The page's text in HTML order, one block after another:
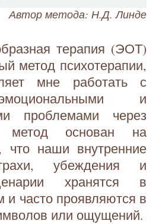
Автор метода: Н.Д. Линде
терапия (ЭОТ)
метод психотерапии,
мне работать с
и
проблемами через
метод основан на
что наши внутренние
убеждения и
хранятся в
и часто проявляются в
или ощущений.